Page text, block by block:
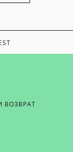
ВОЗВРАТ
НАШИХ НОВОСТЕЙ,
НАМ СВОЙ EMAIL